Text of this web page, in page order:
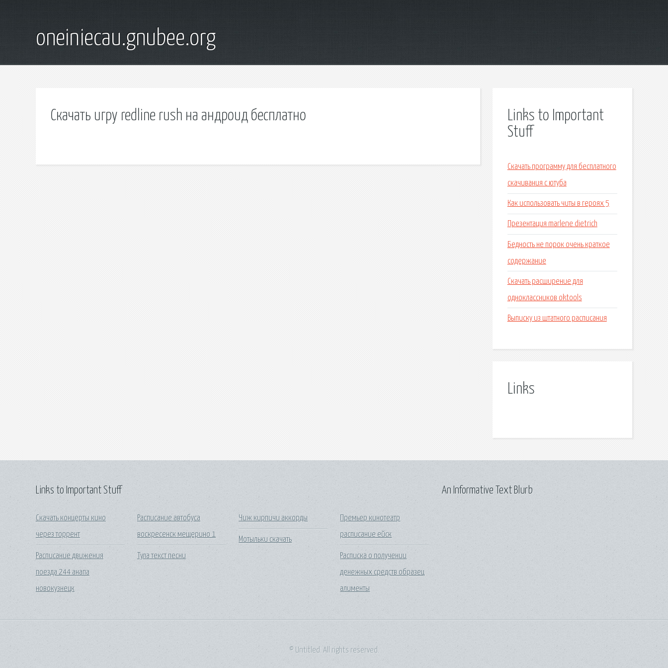
oneiniecau.gnubee.org
Скачать игру redline rush на андроид бесплатно
Links to Important
Stuff
Скачать программу для бесплатного
скачивания с ютуба
Как использовать читы в героях 5
Презентация marlene dietrich
Бедность не порок очень краткое
содержание
Скачать расширение для
одноклассников oktools
Выписку из штатного расписания
Links
Links to Important Stuff
Скачать концерты кино
через торрент
Расписание движения
поезда 244 анапа
новокузнецк
Расписание автобуса
воскресенск мещерино 1
Тула текст песни
Чиж кирпичи аккорды
Мотыльки скачать
Премьер кинотеатр
расписание ейск
Расписка о получении
денежных средств образец
алименты
An Informative Text Blurb
© Untitled. All rights reserved.